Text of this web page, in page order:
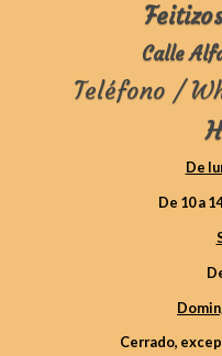
Calle
Teléfono /
De
De 10 a
Cerrado,